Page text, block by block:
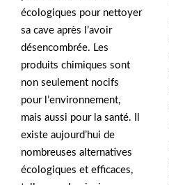
écologiques pour nettoyer
sa cave après l’avoir
désencombrée. Les
produits chimiques sont
non seulement nocifs
pour l’environnement,
mais aussi pour la santé. Il
existe aujourd’hui de
nombreuses alternatives
écologiques et efficaces,